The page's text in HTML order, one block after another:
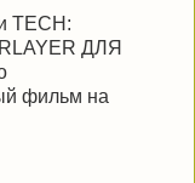
TECH:
ДЛЯ
фильм на